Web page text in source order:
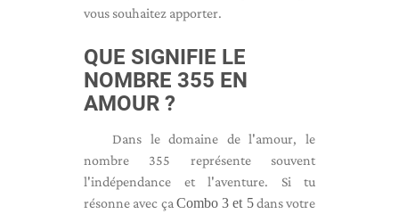
vous souhaitez apporter.
QUE SIGNIFIE LE
NOMBRE 355 EN
AMOUR ?
Dans le domaine de l'amour, le
nombre 355 représente souvent
l'indépendance et l'aventure. Si tu
résonne avec ça Combo 3 et 5dans votre